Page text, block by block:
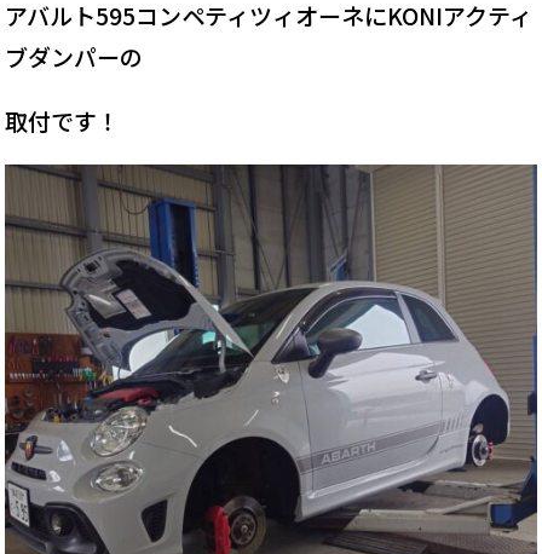
アバルト595コンペティツィオーネにKONIアクティ
ブダンパーの
取付です！